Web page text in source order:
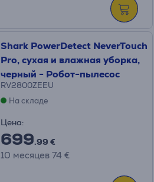
Shark PowerDetect NeverTouch
Pro, сухая и влажная уборка,
черный - Робот-пылесос
RV2800ZEEU
На складе
Цена:
699.99 €
10 месяцев 74 €